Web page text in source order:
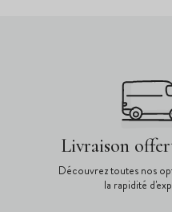
Livraison
Découvrez toutes nos
la rapidité